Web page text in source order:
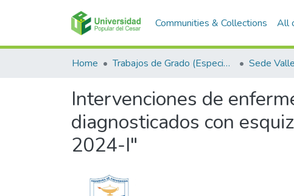
Communities & Collections All
Home Trabajos de Grado (Especializaciones y Pregrados) Sede
Intervenciones de
diagnosticados con
2024-I"